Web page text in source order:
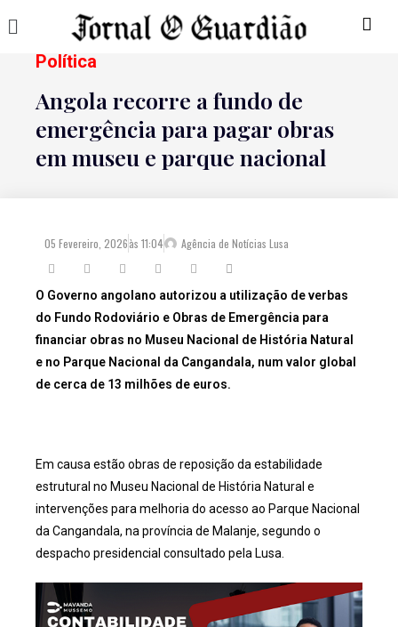
Política
Angola recorre a fundo de
emergência para pagar obras
em museu e parque nacional
05 Fevereiro, 2026às 11:04 Agência de Notícias Lusa
O Governo angolano autorizou a utilização de verbas
do Fundo Rodoviário e Obras de Emergência para
financiar obras no Museu Nacional de História Natural
e no Parque Nacional da Cangandala, num valor global
de cerca de 13 milhões de euros.
Em causa estão obras de reposição da estabilidade
estrutural no Museu Nacional de História Natural e
intervenções para melhoria do acesso ao Parque Nacional
da Cangandala, na província de Malanje, segundo o
despacho presidencial consultado pela Lusa.